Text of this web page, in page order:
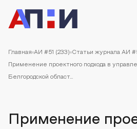
Главная АИ #51 (233) Статьи журнала АИ
Применение проектного подхода в
Белгородской област...
Применение